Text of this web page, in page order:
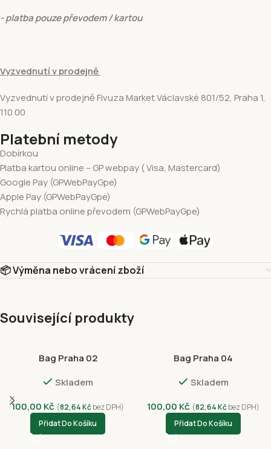
- platba pouze převodem / kartou
Vyzvednutí v prodejně
Vyzvednutí v prodejně Fivuza Market Václavské 801/52, Praha 1,
110 00
Platební metody
Dobírkou
Platba kartou online – GP webpay ( Visa, Mastercard)
Google Pay (GPWebPayGpe)
Apple Pay (GPWebPayGpe)
Rychlá platba online převodem (GPWebPayGpe)
📦 Výměna nebo vrácení zboží
Související produkty
Bag Praha 02
Skladem
100,00 Kč (82,64Kčbez DPH)
Přidat Do Košíku
Bag Praha 04
Skladem
100,00 Kč (82,64Kčbez DPH)
Přidat Do Košíku